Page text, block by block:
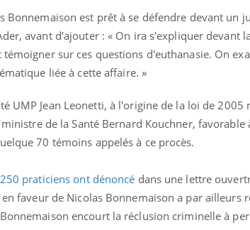
Bonnemaison est prêt à se défendre devant un
avant d’ajouter : « On ira s'expliquer devant
témoigner sur ces questions d'euthanasie. On
liée à cette affaire. »
UMP Jean Leonetti, à l'origine de la loi de
de la Santé Bernard Kouchner,
70 témoins appelés à ce procès.
praticiens ont dénoncé dans une lettre
faveur de Nicolas Bonnemaison a par ailleurs
encourt la réclusion criminelle à
gâche-t-
jours de